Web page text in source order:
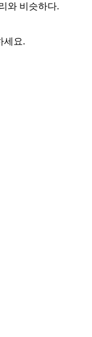
와 비슷하다.
세요.